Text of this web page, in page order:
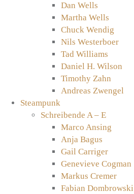
Dan Wells
Martha Wells
Chuck Wendig
Nils Westerboer
Tad Williams
Daniel H. Wilson
Timothy Zahn
Andreas Zwengel
Steampunk
Schreibende A – E
Marco Ansing
Anja Bagus
Gail Carriger
Genevieve Cogman
Markus Cremer
Fabian Dombrowski